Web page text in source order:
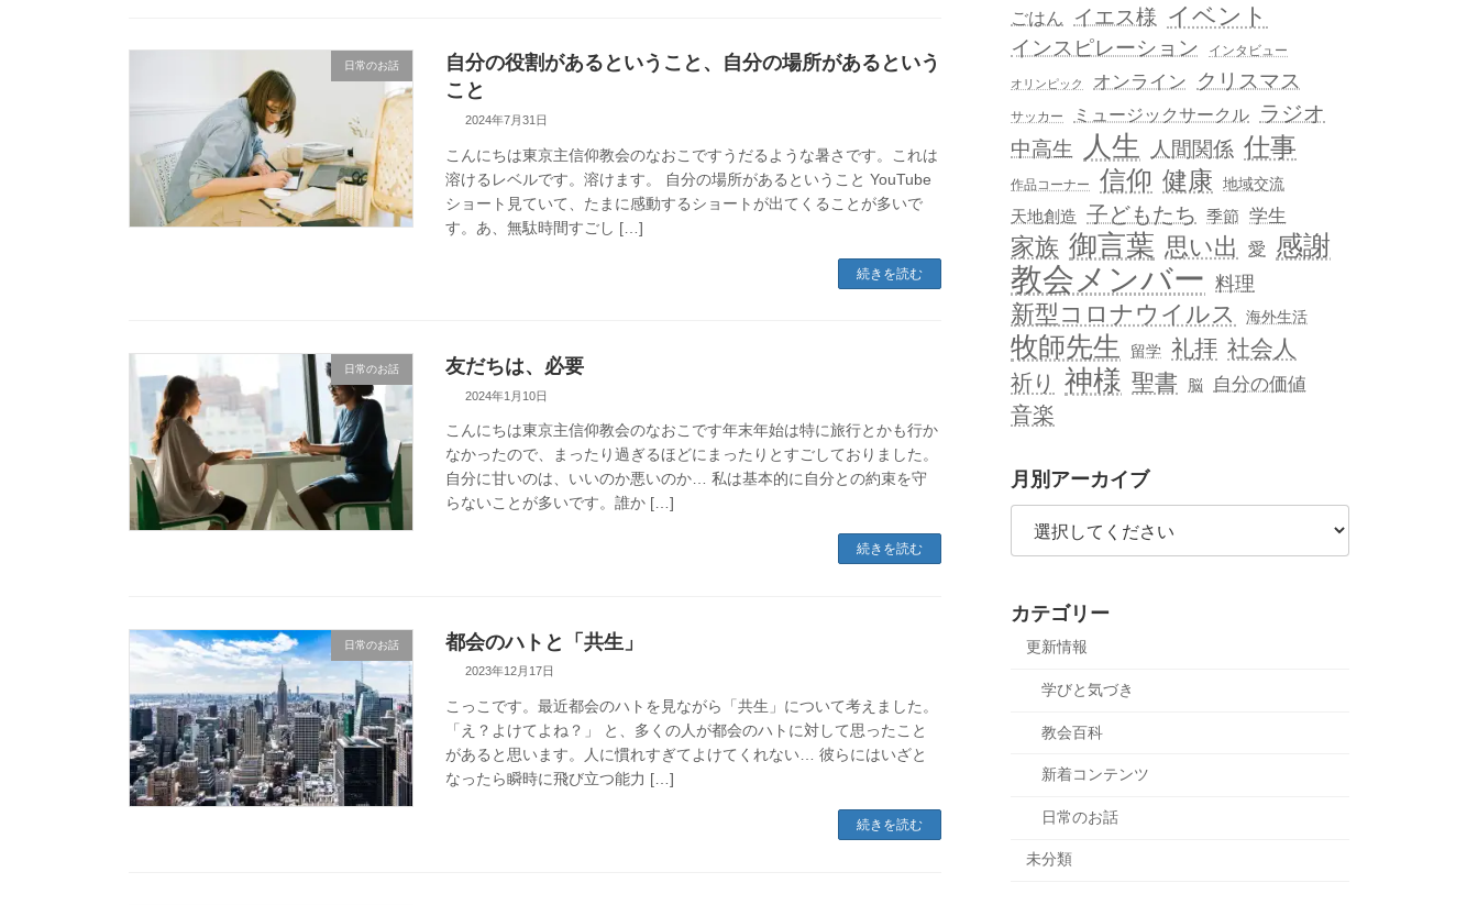
日常のお話
自分の役割があるということ、自分の場所があるという
こと
2024年7月31日
こんにちは東京主信仰教会のなおこですうだるような暑さです。これは
溶けるレベルです。溶けます。 自分の場所があるということ YouTube
ショート見ていて、たまに感動するショートが出てくることが多いで
す。あ、無駄時間すごし […]
続きを読む
日常のお話 友だちは、必要
2024年1月10日
こんにちは東京主信仰教会のなおこです年末年始は特に旅行とかも行か
なかったので、まったり過ぎるほどにまったりとすごしておりました。
自分に甘いのは、いいのか悪いのか… 私は基本的に自分との約束を守
らないことが多いです。誰か […]
続きを読む
日常のお話 都会のハトと「共生」
2023年12月17日
こっこです。最近都会のハトを見ながら「共生」について考えました。
「え？よけてよね？」 と、多くの人が都会のハトに対して思ったこと
があると思います。人に慣れすぎてよけてくれない… 彼らにはいざと
なったら瞬時に飛び立つ能力 […]
続きを読む
ごはん
イエス様 イベント
インスピレーション インタビュー
オリンピック オンライン クリスマス
サッカー ミュージックサークル ラジオ
中高生 人生 人間関係 仕事
作品コーナー 信仰 健康 地域交流
天地創造 子どもたち 季節 学生
家族 御言葉 思い出 愛 感謝
教会メンバー 料理
新型コロナウイルス 海外生活
牧師先生 留学 礼拝 社会人
祈り 神様 聖書 脳 自分の価値
音楽
月別アーカイブ
カテゴリー
更新情報
学びと気づき
教会百科
新着コンテンツ
日常のお話
未分類